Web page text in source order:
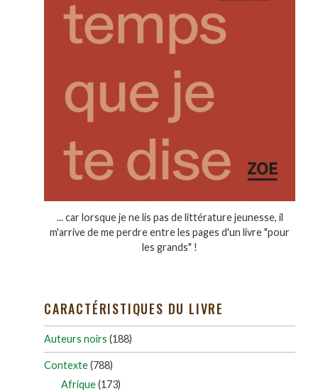
... car lorsque je ne lis pas de littérature jeunesse, il
m'arrive de me perdre entre les pages d'un livre "pour
les grands" !
CARACTÉRISTIQUES DU LIVRE
Auteurs noirs (188)
Contexte(788)
Afrique(173)